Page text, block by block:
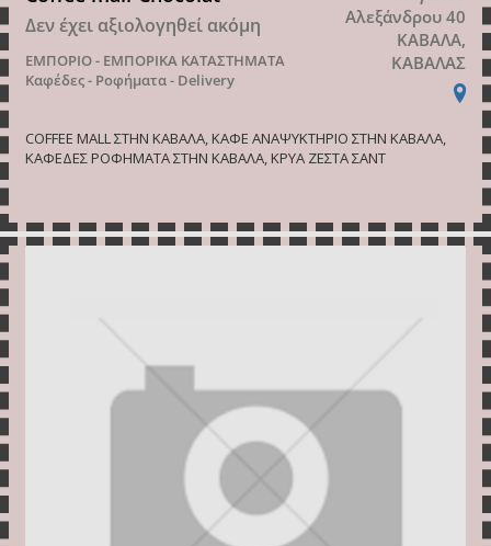
Δεν έχει αξιολογηθεί ακόμη
ΕΜΠΟΡΙΟ - ΕΜΠΟΡΙΚΑ ΚΑΤΑΣΤΗΜΑΤΑ
Καφέδες - Ροφήματα - Delivery
Αλεξάνδρου 40
ΚΑΒΑΛΑ,
ΚΑΒΑΛΑΣ
COFFEE MALL ΣΤΗΝ ΚΑΒΑΛΑ, ΚΑΦΕ ΑΝΑΨΥΚΤΗΡΙΟ ΣΤΗΝ ΚΑΒΑΛΑ,
ΚΑΦΕΔΕΣ ΡΟΦΗΜΑΤΑ ΣΤΗΝ ΚΑΒΑΛΑ, ΚΡΥΑ ΖΕΣΤΑ ΣΑΝΤ